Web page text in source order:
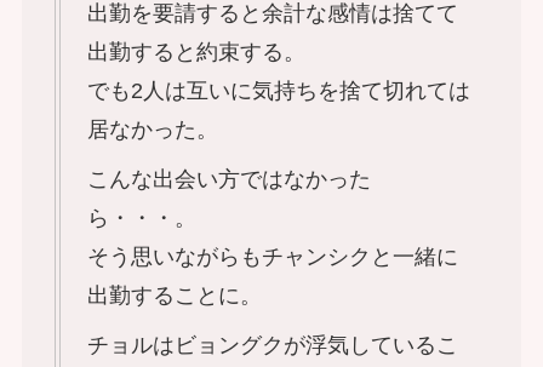
出勤を要請すると余計な感情は捨てて
出勤すると約束する。
でも2人は互いに気持ちを捨て切れては
居なかった。
こんな出会い方ではなかった
ら・・・。
そう思いながらもチャンシクと一緒に
出勤することに。
チョルはビョングクが浮気しているこ